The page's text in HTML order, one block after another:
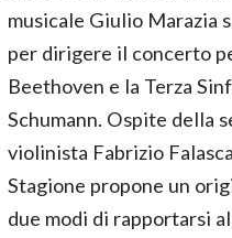
musicale Giulio Marazia
per dirigere il concerto
Beethoven e la Terza
Schumann. Ospite della
violinista Fabrizio
Stagione propone un
due modi di rapportarsi